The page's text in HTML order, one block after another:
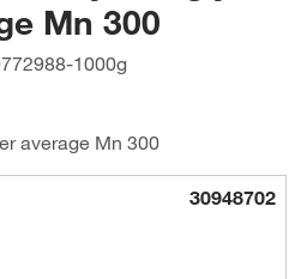
Mn 300
1000g
average Mn 300
30948702